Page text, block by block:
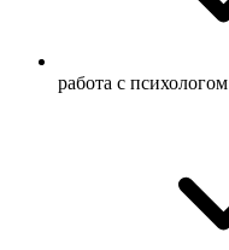
работа с психологом